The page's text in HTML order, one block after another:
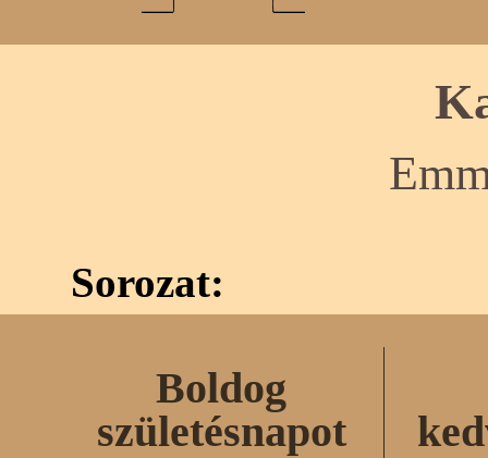
Sorozat:
Boldog
születésnapot